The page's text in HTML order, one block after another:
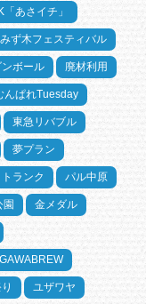
「あさイチ」
ず木フェスティバル
ンボール 廃材利用
んぱれTuesday
東急リバブル
夢プラン
トランク パル中原
園 金メダル
ユザワヤ